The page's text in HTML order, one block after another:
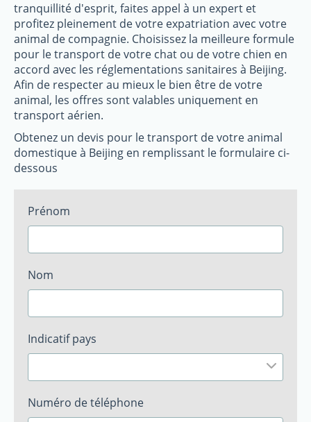
tranquillité d'esprit, faites appel à un expert et
profitez pleinement de votre expatriation avec votre
animal de compagnie. Choisissez la meilleure formule
pour le transport de votre chat ou de votre chien en
accord avec les réglementations sanitaires à Beijing.
Afin de respecter au mieux le bien être de votre
animal, les offres sont valables uniquement en
transport aérien.
Obtenez un devis pour le transport de votre animal
domestique à Beijing en remplissant le formulaire ci-
dessous
Prénom
Nom
Indicatif pays
Numéro de téléphone